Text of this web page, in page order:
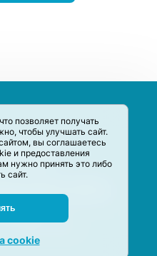
позволяет получать
чтобы улучшать сайт.
вы соглашаетесь
и предоставления
нужно принять это либо
сайт.
cookie
на товары и услуги в РФ
2020 –2026